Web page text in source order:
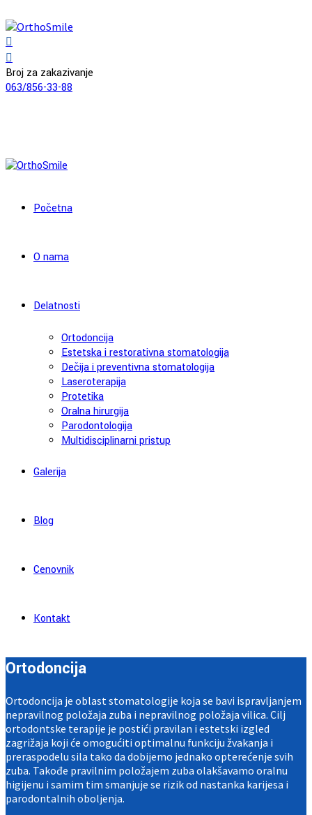
Broj za zakazivanje
063/856-33-88
Početna
O nama
Delatnosti
Ortodoncija
Estetska i restorativna stomatologija
Dečija i preventivna stomatologija
Laseroterapija
Protetika
Oralna hirurgija
Parodontologija
Multidisciplinarni pristup
Galerija
Blog
Cenovnik
Kontakt
Ortodoncija
Ortodoncija je oblast stomatologije koja se bavi ispravljanjem
nepravilnog položaja zuba i nepravilnog položaja vilica. Cilj
ortodontske terapije je postići pravilan i estetski izgled
zagrižaja koji će omogućiti optimalnu funkciju žvakanja i
preraspodelu sila tako da dobijemo jednako opterećenje svih
zuba. Takođe pravilnim položajem zuba olakšavamo oralnu
higijenu i samim tim smanjuje se rizik od nastanka karijesa i
parodontalnih oboljenja.